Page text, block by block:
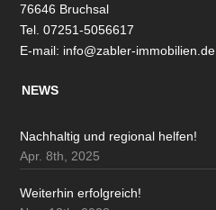
76646 Bruchsal
Tel. 07251-5056617
E-mail: info@zabler-immobilien.de
NEWS
Nachhaltig und regional helfen!
Apr. 8th, 2025
Weiterhin erfolgreich!